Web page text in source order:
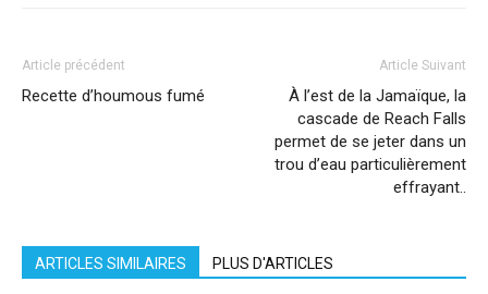
Article précédent
Recette d’houmous fumé
Article Suivant
À l’est de la Jamaïque, la
cascade de Reach Falls
permet de se jeter dans un
trou d’eau particulièrement
effrayant..
ARTICLES SIMILAIRES PLUS D'ARTICLES